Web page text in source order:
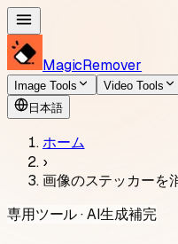
MagicRemover
Image Tools
Video Tools
日本語
ホーム
›
画像のステッカーを
専用ツール · AI生成補完